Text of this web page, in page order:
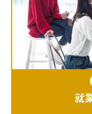
就